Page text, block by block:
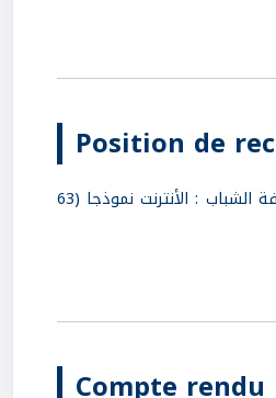
Position de
تكنولوجيا الاتصال وثقافة الشباب : الأنترنت نموذجا (63
Compte rendu